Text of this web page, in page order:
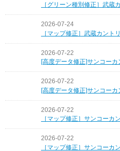
［グリーン種別修正］武
2026-07-24
［マップ修正］武蔵カン
2026-07-22
[高度データ修正]サンコー
2026-07-22
[高度データ修正]サンコー
2026-07-22
［マップ修正］サンコーカ
2026-07-22
［マップ修正］サンコーカ